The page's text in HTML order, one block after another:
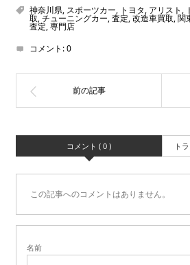
神奈川県, スポーツカー, トヨタ, アリスト ,
取,チューニングカー,査定,改造車買取,関
査定,専門店
コメント:0
コメント ( 0 ) ト
この記事へのコメントはありません。
名前